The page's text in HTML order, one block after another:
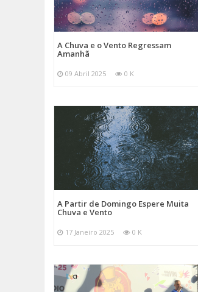
A Chuva e o Vento Regressam
Amanhã
09 Abril 2025 0 K
A Partir de Domingo Espere Muita
Chuva e Vento
17 Janeiro 2025 0 K